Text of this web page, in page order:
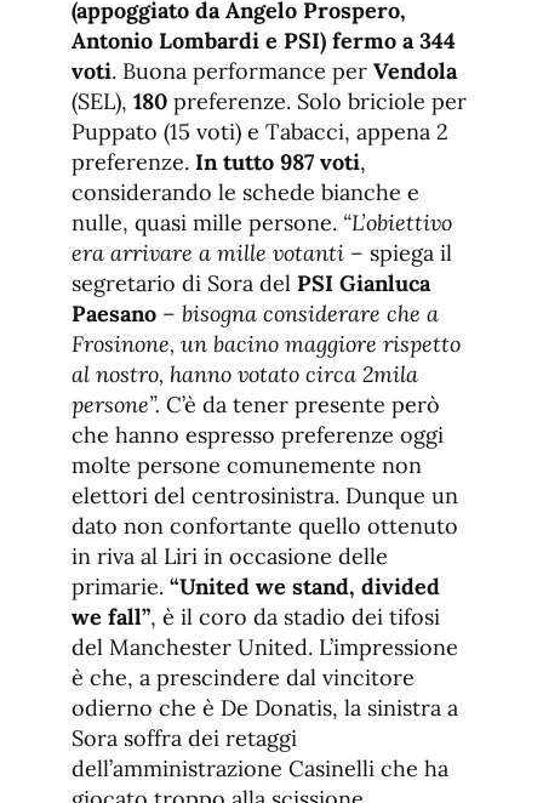
(appoggiato da Angelo Prospero,
Antonio Lombardi e PSI) fermo a 344
voti. Buona performance per Vendola
(SEL), 180 preferenze. Solo briciole per
Puppato (15 voti) e Tabacci, appena 2
preferenze. In tutto 987 voti,
considerando le schede bianche e
nulle, quasi mille persone. “L’obiettivo
era arrivare a mille votanti – spiega il
segretario di Sora del PSI Gianluca
Paesano – bisogna considerare che a
Frosinone, un bacino maggiore rispetto
al nostro, hanno votato circa 2mila
persone”. C’è da tener presente però
che hanno espresso preferenze oggi
molte persone comunemente non
elettori del centrosinistra. Dunque un
dato non confortante quello ottenuto
in riva al Liri in occasione delle
primarie. “United we stand, divided
we fall”, è il coro da stadio dei tifosi
del Manchester United. L’impressione
è che, a prescindere dal vincitore
odierno che è De Donatis, la sinistra a
Sora soffra dei retaggi
dell’amministrazione Casinelli che ha